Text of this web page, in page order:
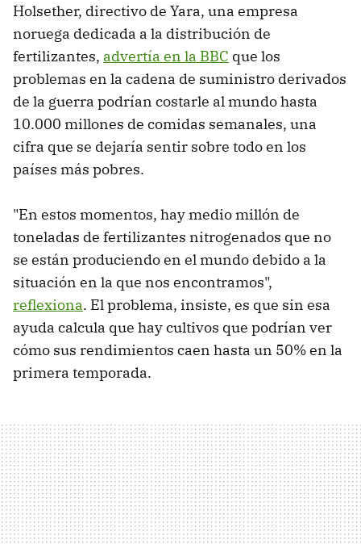
Holsether, directivo de Yara, una empresa
noruega dedicada a la distribución de
fertilizantes, advertía en la BBC que los
problemas en la cadena de suministro derivados
de la guerra podrían costarle al mundo hasta
10.000 millones de comidas semanales, una
cifra que se dejaría sentir sobre todo en los
países más pobres.
"En estos momentos, hay medio millón de
toneladas de fertilizantes nitrogenados que no
se están produciendo en el mundo debido a la
situación en la que nos encontramos",
reflexiona. El problema, insiste, es que sin esa
ayuda calcula que hay cultivos que podrían ver
cómo sus rendimientos caen hasta un 50% en la
primera temporada.